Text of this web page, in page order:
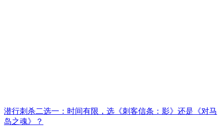
潜行刺杀二选一：时间有限，选《刺客信条：影》还是《对马
岛之魂》？